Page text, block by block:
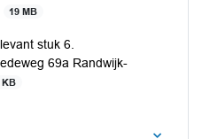
19 MB
stuk 6.
69a Randwijk-
KB